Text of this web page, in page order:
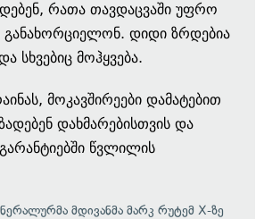
რათა თავდაცვაში უფრო
განახორციელონ. დიდი ზრდებია
სხვებიც მოჰყვება.
მოკავშირეები დამატებით
დახმარებისთვის და
წვლილის
მდივანმა მარკ რუტემ X-ზე